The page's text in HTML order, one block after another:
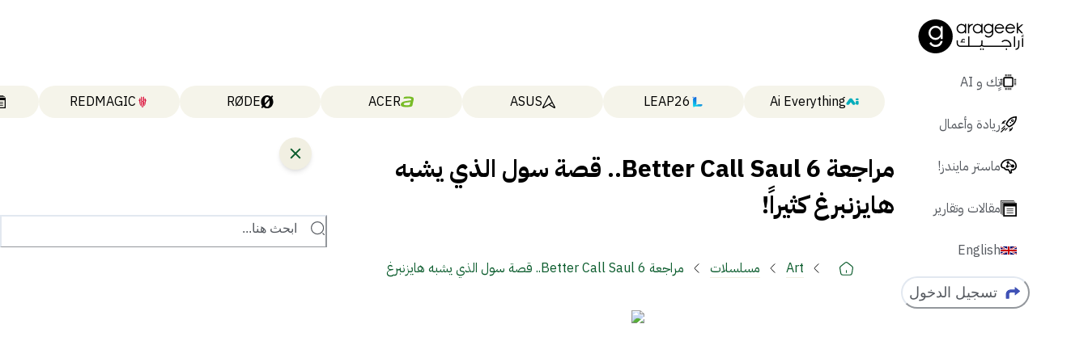
تٍك و AI
ريادة وأعمال
ماستر مايندز!
مقالات وتقارير
English
تسجيل الدخول
Ai Everything
LEAP26
ASUS
ACER
RØDE
REDMAGIC
مراجعة Better Call Saul 6.. قصة سول الذي يشبه
هايزنبرغ كثيراً!
Art مسلسلات
مراجعة Better Call Saul 6.. قصة سول الذي يشبه هايزنبرغ
ابحث هنا...